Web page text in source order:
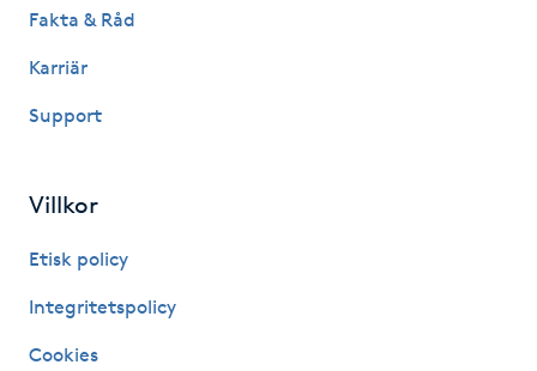
Fransborttagning
Fransfärgning
Fransförlängning
Fransförlängning Megavolym
Fakta & Råd
Karriär
Support
Villkor
Etisk policy
Integritetspolicy
Cookies